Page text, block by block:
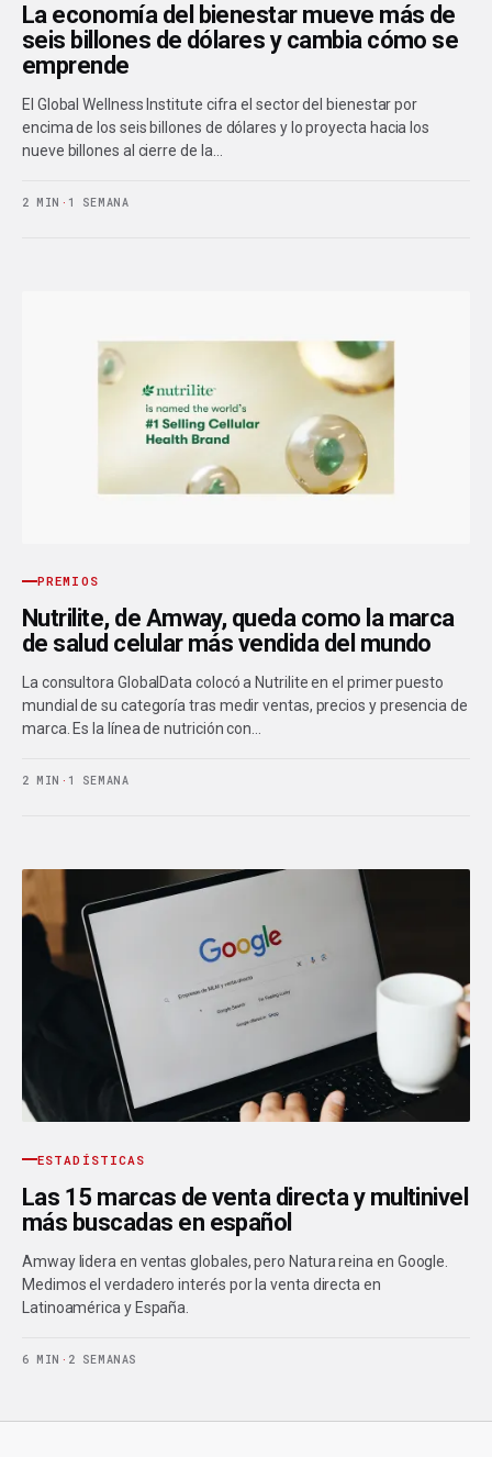
La economía del bienestar mueve más de
seis billones de dólares y cambia cómo se
emprende
El Global Wellness Institute cifra el sector del bienestar por
encima de los seis billones de dólares y lo proyecta hacia los
nueve billones al cierre de la…
2 MIN · 1 SEMANA
PREMIOS
Nutrilite, de Amway, queda como la marca
de salud celular más vendida del mundo
La consultora GlobalData colocó a Nutrilite en el primer puesto
mundial de su categoría tras medir ventas, precios y presencia de
marca. Es la línea de nutrición con…
2 MIN · 1 SEMANA
ESTADÍSTICAS
Las 15 marcas de venta directa y multinivel
más buscadas en español
Amway lidera en ventas globales, pero Natura reina en Google.
Medimos el verdadero interés por la venta directa en
Latinoamérica y España.
6 MIN · 2 SEMANAS